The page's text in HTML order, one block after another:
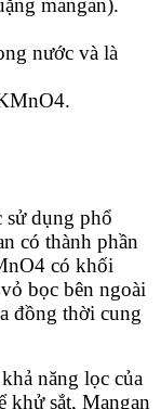
mangan).
nước và là
sử dụng phổ
có thành phần
có khối
bọc bên ngoài
đồng thời cung
năng lọc của
khử sắt, Mangan